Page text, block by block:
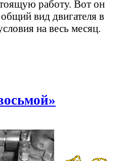
работу. Вот он
вид двигателя в
на весь месяц.